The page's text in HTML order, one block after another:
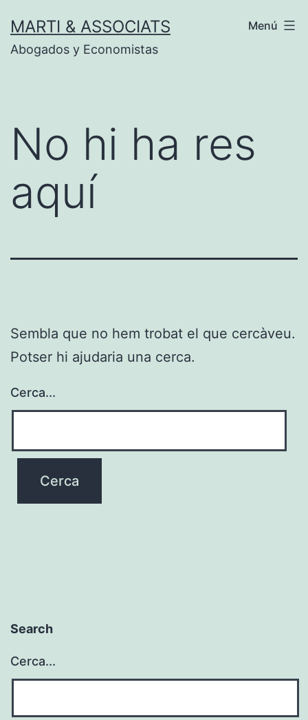
contingut
MARTI & ASSOCIATS
Abogados y Economistas
Menú
No hi ha res
aquí
Sembla que no hem trobat el que cercàveu.
Potser hi ajudaria una cerca.
Cerca...
Search
Cerca...